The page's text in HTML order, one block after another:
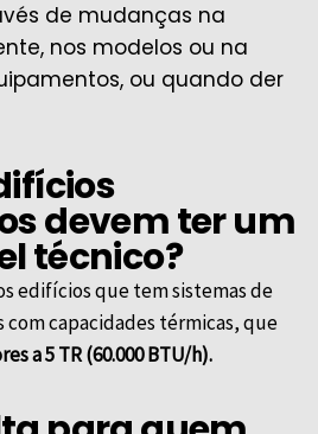
de mudanças na
nos modelos ou na
, ou quando der
devem ter um
técnico?
edifícios que tem sistemas de
capacidades térmicas, que
a 5 TR (60.000 BTU/h).